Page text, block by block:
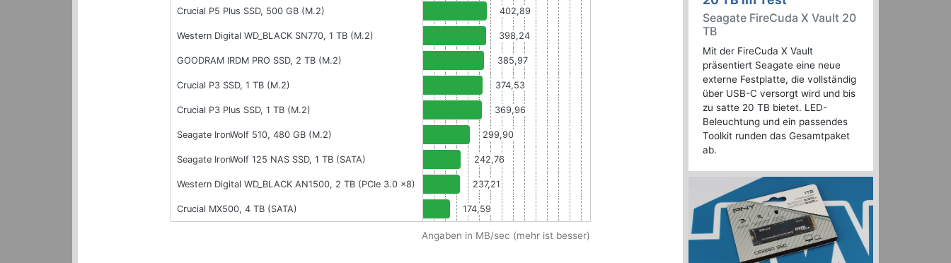
Crucial P5 Plus SSD, 500 GB (M.2) 402,89
Western Digital WD_BLACK SN770, 1 TB (M.2) 398,24
GOODRAM IRDM PRO SSD, 2 TB (M.2) 385,97
Crucial P3 SSD, 1 TB (M.2) 374,53
Crucial P3 Plus SSD, 1 TB (M.2) 369,96
Seagate IronWolf 510, 480 GB (M.2) 299,90
Seagate IronWolf 125 NAS SSD, 1 TB (SATA) 242,76
Western Digital WD_BLACK AN1500, 2 TB (PCIe 3.0 x8) 237,21
Crucial MX500, 4 TB (SATA) 174,59
Angaben in MB/sec (mehr ist besser)
Seagate FireCuda X Vault 20
TB
Mit der FireCuda X Vault
präsentiert Seagate eine neue
externe Festplatte, die vollständig
über USB-C versorgt wird und bis
zu satte 20 TB bietet. LED-
Beleuchtung und ein passendes
Toolkit runden das Gesamtpaket
ab.